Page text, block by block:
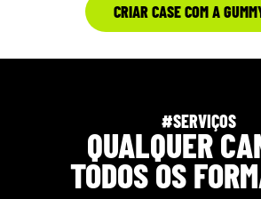
CRIAR CASE COM A
#SERVIÇOS
QUALQUER
TODOS OS